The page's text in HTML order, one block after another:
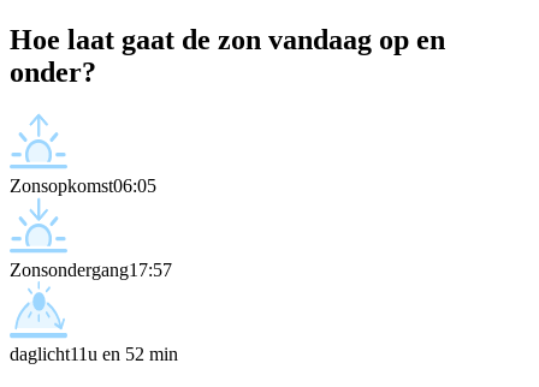
Hoe laat gaat de zon vandaag op en
onder?
Zonsopkomst06:05
Zonsondergang17:57
daglicht11u en 52 min